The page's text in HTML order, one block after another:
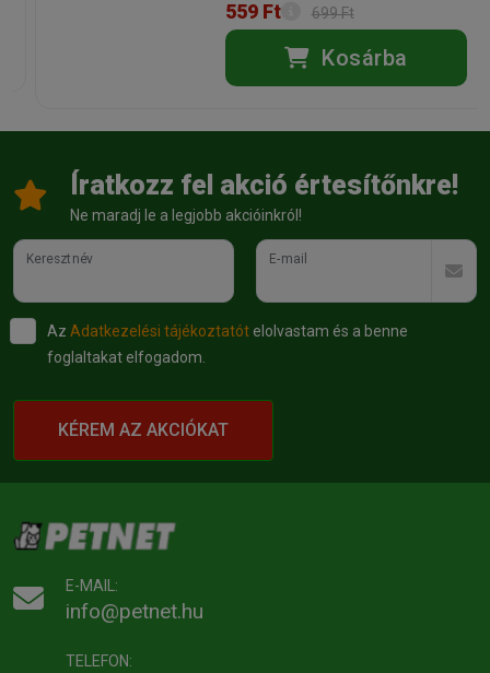
559 Ft 699 Ft
Kosárba
Íratkozz fel akció értesítőnkre!
Ne maradj le a legjobb akcióinkról!
Keresztnév E-mail
Az Adatkezelési tájékoztatót elolvastam és a benne
foglaltakat elfogadom.
KÉREM AZ AKCIÓKAT
E-MAIL:
info@petnet.hu
TELEFON: